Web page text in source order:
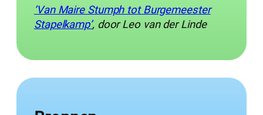
‘Van Maire Stumph tot Burgemeester
Stapelkamp’, door Leo van der Linde